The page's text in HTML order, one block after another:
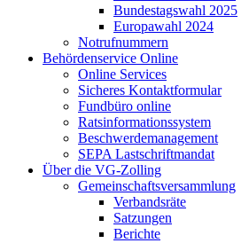
Bundestagswahl 2025
Europawahl 2024
Notrufnummern
Behördenservice Online
Online Services
Sicheres Kontaktformular
Fundbüro online
Ratsinformationssystem
Beschwerdemanagement
SEPA Lastschriftmandat
Über die VG-Zolling
Gemeinschaftsversammlung
Verbandsräte
Satzungen
Berichte